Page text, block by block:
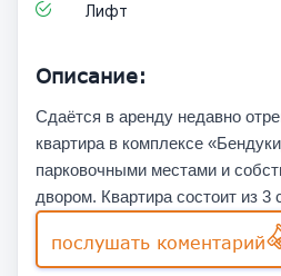
Лифт
Описание:
Сдаётся в аренду недавно
квартира в комплексе
парковочными местами и
двором. Квартира состоит из 3
послушать коментарий